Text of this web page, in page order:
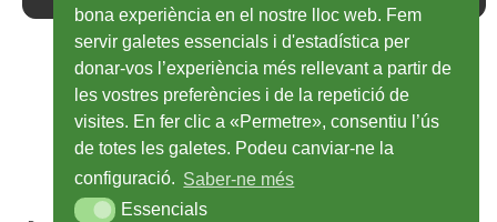
Facebook
Abre
en
ventana
nueva
Twitter
Abre
en
ventana
nueva
Youtube
Abre
en
ventana
nueva
Instagram
Abre
en
ventana
nueva
Wikiloc
Abre
en
ventana
nueva
bona experiència en el nostre lloc web. Fem
servir galetes essencials i d'estadística per
donar-vos l’experiència més rellevant a partir de
les vostres preferències i de la repetició de
visites. En fer clic a «Permetre», consentiu l’ús
de totes les galetes. Podeu canviar-ne la
configuració. Saber-ne més
EssencialsEssencials